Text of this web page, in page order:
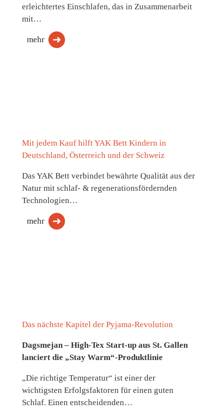
erleichtertes Einschlafen, das in Zusammenarbeit
mit…
mehr
Mit jedem Kauf hilft YAK Bett Kindern in
Deutschland, Österreich und der Schweiz
Das YAK Bett verbindet bewährte Qualität aus der
Natur mit schlaf- & regenerationsfördernden
Technologien…
mehr
Das nächste Kapitel der Pyjama-Revolution
Dagsmejan – High-Tex Start-up aus St. Gallen
lanciert die „Stay Warm“-Produktlinie
„Die richtige Temperatur“ ist einer der
wichtigsten Erfolgsfaktoren für einen guten
Schlaf. Einen entscheidenden…